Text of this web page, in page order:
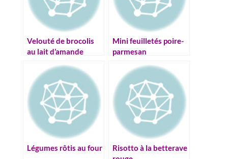
Velouté de brocolis
au lait d’amande
Mini feuilletés poire-
parmesan
Légumes rôtis au four
Risotto à la betterave